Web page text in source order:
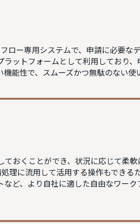
ー専用システムで、申請に必要な
ットフォームとして利用しており
能性で、スムーズかつ無駄のない使
おくことができ、状況に応じて柔
理に流用して活用する操作もできる
ど、より自社に適した自由なワー